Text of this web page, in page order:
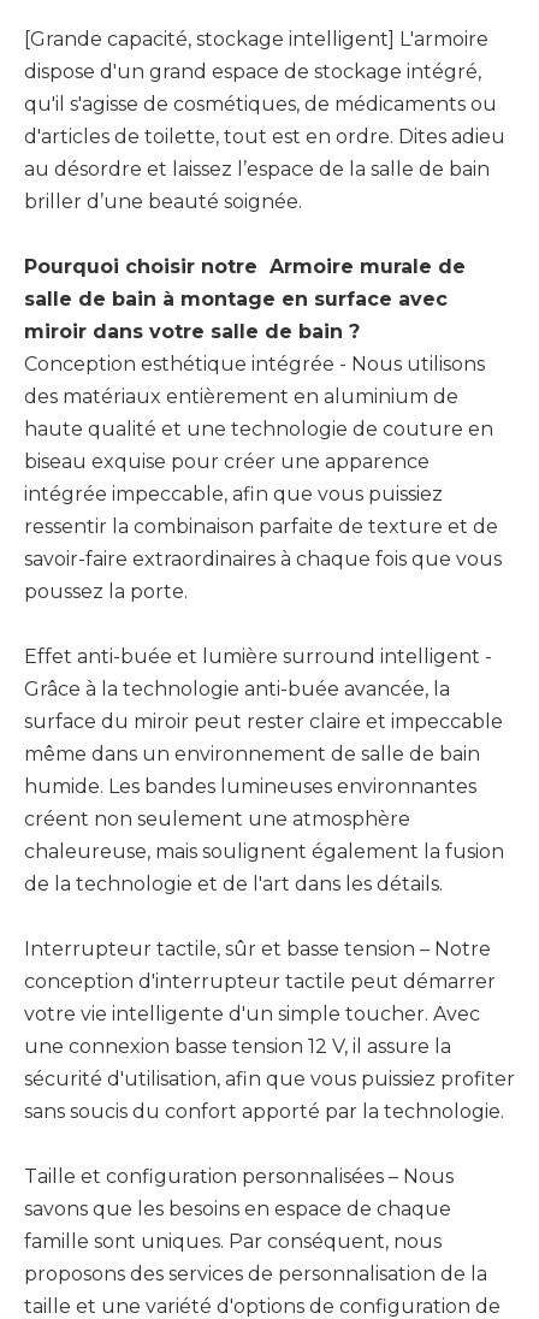
[Grande capacité, stockage intelligent] L'armoire
dispose d'un grand espace de stockage intégré,
qu'il s'agisse de cosmétiques, de médicaments ou
d'articles de toilette, tout est en ordre. Dites adieu
au désordre et laissez l’espace de la salle de bain
briller d’une beauté soignée.
Pourquoi choisir notre Armoire murale de
salle de bain à montage en surface avec
miroir dans votre salle de bain ?
Conception esthétique intégrée - Nous utilisons
des matériaux entièrement en aluminium de
haute qualité et une technologie de couture en
biseau exquise pour créer une apparence
intégrée impeccable, afin que vous puissiez
ressentir la combinaison parfaite de texture et de
savoir-faire extraordinaires à chaque fois que vous
poussez la porte.
Effet anti-buée et lumière surround intelligent -
Grâce à la technologie anti-buée avancée, la
surface du miroir peut rester claire et impeccable
même dans un environnement de salle de bain
humide. Les bandes lumineuses environnantes
créent non seulement une atmosphère
chaleureuse, mais soulignent également la fusion
de la technologie et de l'art dans les détails.
Interrupteur tactile, sûr et basse tension – Notre
conception d'interrupteur tactile peut démarrer
votre vie intelligente d'un simple toucher. Avec
une connexion basse tension 12 V, il assure la
sécurité d'utilisation, afin que vous puissiez profiter
sans soucis du confort apporté par la technologie.
Taille et configuration personnalisées – Nous
savons que les besoins en espace de chaque
famille sont uniques. Par conséquent, nous
proposons des services de personnalisation de la
taille et une variété d'options de configuration de